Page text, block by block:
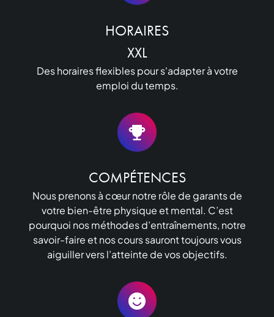
HORAIRES
XXL
Des horaires flexibles pour s'adapter à votre
emploi du temps.
COMPÉTENCES
Nous prenons à cœur notre rôle de garants de
votre bien-être physique et mental. C’est
pourquoi nos méthodes d’entraînements, notre
savoir-faire et nos cours sauront toujours vous
aiguiller vers l’atteinte de vos objectifs.